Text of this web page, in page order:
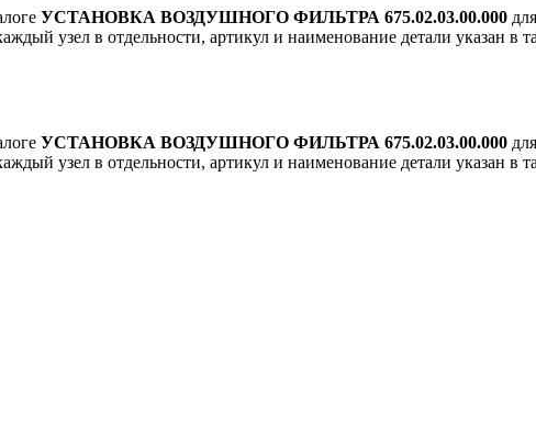
УСТАНОВКА ВОЗДУШНОГО ФИЛЬТРА 675.02.03.00.000 для
узел в отдельности, артикул и наименование детали указан в
УСТАНОВКА ВОЗДУШНОГО ФИЛЬТРА 675.02.03.00.000 для
узел в отдельности, артикул и наименование детали указан в